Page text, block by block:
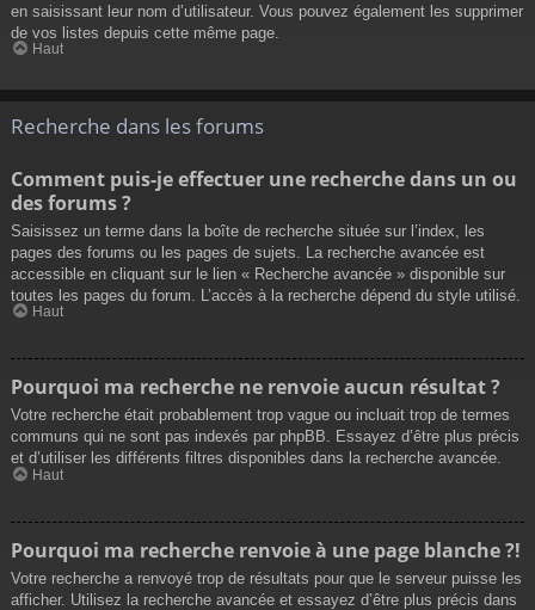
en saisissant leur nom d’utilisateur. Vous pouvez également les supprimer
de vos listes depuis cette même page.
Haut
Recherche dans les forums
Comment puis-je effectuer une recherche dans un ou
des forums ?
Saisissez un terme dans la boîte de recherche située sur l’index, les
pages des forums ou les pages de sujets. La recherche avancée est
accessible en cliquant sur le lien « Recherche avancée » disponible sur
toutes les pages du forum. L’accès à la recherche dépend du style utilisé.
Haut
Pourquoi ma recherche ne renvoie aucun résultat ?
Votre recherche était probablement trop vague ou incluait trop de termes
communs qui ne sont pas indexés par phpBB. Essayez d’être plus précis
et d’utiliser les différents filtres disponibles dans la recherche avancée.
Haut
Pourquoi ma recherche renvoie à une page blanche ?!
Votre recherche a renvoyé trop de résultats pour que le serveur puisse les
afficher. Utilisez la recherche avancée et essayez d’être plus précis dans